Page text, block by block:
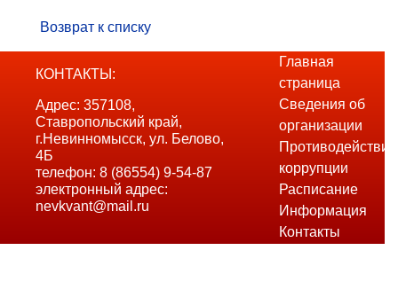
Возврат к списку
КОНТАКТЫ:
Адрес: 357108,
Ставропольский край,
г.Невинномысск, ул. Белово,
4Б
телефон: 8 (86554) 9-54-87
электронный адрес:
nevkvant@mail.ru
Главная
страница
Сведения об
организации
Противодействие
коррупции
Расписание
Информация
Контакты